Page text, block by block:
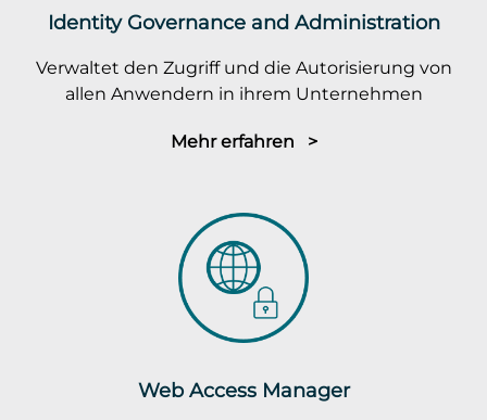
Identity Governance and Administration
Verwaltet den Zugriff und die Autorisierung von
allen Anwendern in ihrem Unternehmen
Mehr erfahren >
Web Access Manager